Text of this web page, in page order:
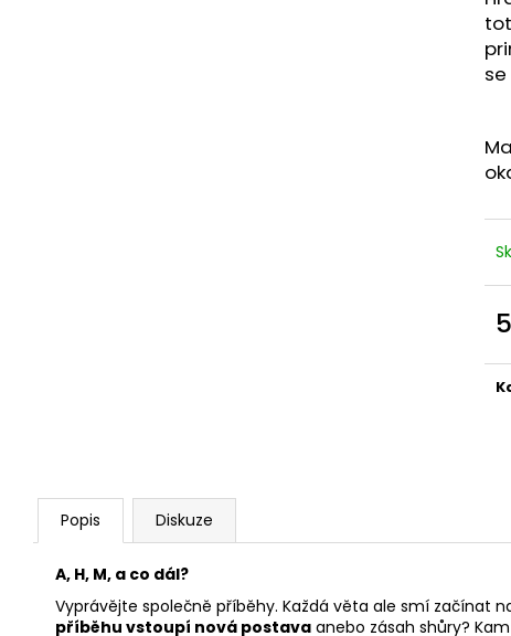
Popis Diskuze
A, H, M, a co dál?
Vyprávějte společně příběhy. Každá věta ale smí začínat
příběhu vstoupí nová postava anebo zásah shůry?